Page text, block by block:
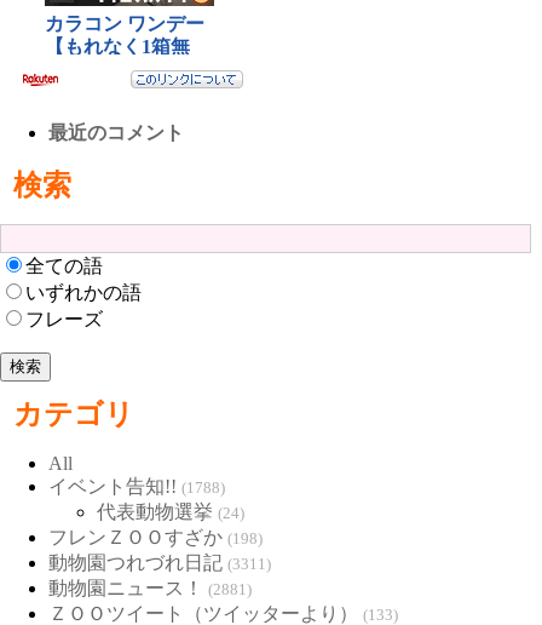
最近のコメント
検索
全ての語
いずれかの語
フレーズ
カテゴリ
All
イベント告知!! (1788)
代表動物選挙 (24)
フレンＺＯＯすざか (198)
動物園つれづれ日記 (3311)
動物園ニュース！ (2881)
ＺＯＯツイート（ツイッターより） (133)